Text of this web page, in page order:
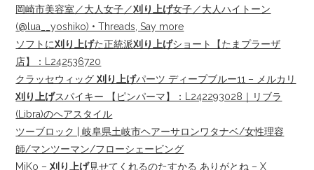
岡崎市美容室／大人女子／刈り上げ女子／大人ハイトーン
(@lua__yoshiko) • Threads, Say more
ソフトに刈り上げた正統派刈り上げショート【たまプラーザ
店】：L242536720
クラッセウィッグ刈り上げパーツ ディープブルー11 – メルカリ
刈り上げスパイキー 【ピンパーマ】：L242293028｜リブラ
(Libra)のヘアスタイル
ツーブロック | 岐阜県土岐市ヘアーサロンワタナベ/女性理容
師/マンツーマン/フローシェービング
MiKo –刈り上げ見せてくれるのたすかる ありがとね – X